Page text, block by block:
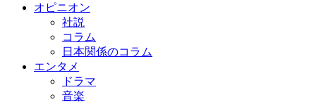
オピニオン
社説
コラム
日本関係のコラム
エンタメ
ドラマ
音楽